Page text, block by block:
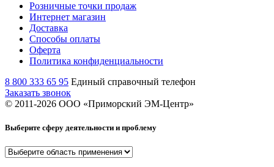
Розничные точки продаж
Интернет магазин
Доставка
Способы оплаты
Оферта
Политика конфиденциальности
8 800 333 65 95 Единый справочный телефон
Заказать звонок
© 2011-2026 ООО «Приморский ЭМ-Центр»
Выберите сферу деятельности и проблему